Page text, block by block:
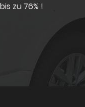
zu 76% !